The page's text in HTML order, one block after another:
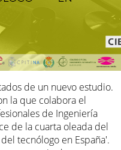
de un nuevo estudio.
la que colabora el
de Ingeniería
de la cuarta oleada del
tecnólogo en España'.